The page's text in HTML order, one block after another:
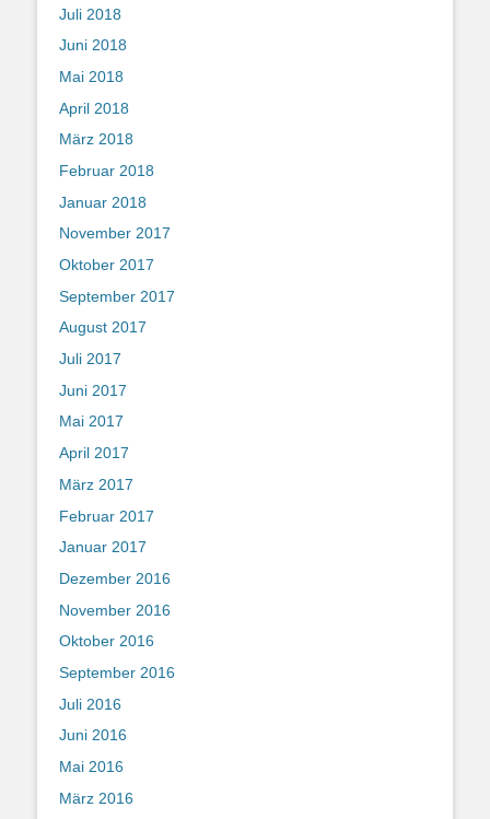
Juli 2018
Juni 2018
Mai 2018
April 2018
März 2018
Februar 2018
Januar 2018
November 2017
Oktober 2017
September 2017
August 2017
Juli 2017
Juni 2017
Mai 2017
April 2017
März 2017
Februar 2017
Januar 2017
Dezember 2016
November 2016
Oktober 2016
September 2016
Juli 2016
Juni 2016
Mai 2016
März 2016